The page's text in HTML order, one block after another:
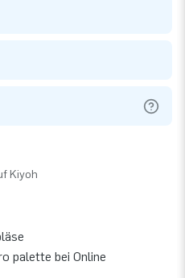
Kiyoh
palette bei Online